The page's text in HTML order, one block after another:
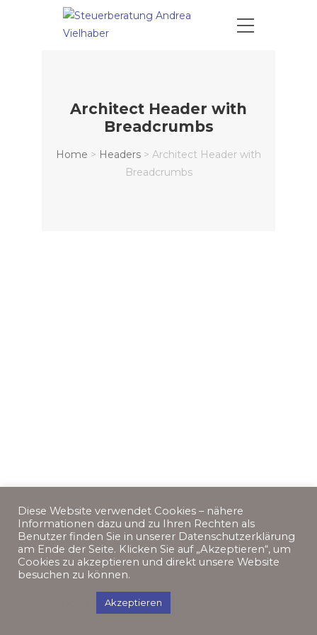
Architect Header with
Breadcrumbs
Home > Headers > Architect Header with
Breadcrumbs
Diese Website verwendet Cookies – nähere
Informationen dazu und zu Ihren Rechten als
Benutzer finden Sie in unserer Datenschutzerklärung
am Ende der Seite. Klicken Sie auf „Akzeptieren“, um
Cookies zu akzeptieren und direkt unsere Website
besuchen zu können.
Akzeptieren